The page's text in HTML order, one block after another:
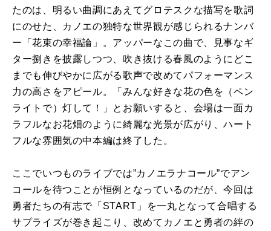
たのは、明るい曲調にあえてグロテスクな描写を歌詞
にのせた、カノエの独特な世界観が感じられるナンバ
ー「花束の幸福論」。アッパーなこの曲で、見事なギ
ター捌きを披露しつつ、吹き抜ける春風のようにどこ
までも伸びやかに広がる歌声で改めてパフォーマンス
力の高さをアピール。「みんな好きな花の色を（ペン
ライトで）灯して！」とお願いすると、会場は一面カ
ラフルなお花畑のように綺麗な光景が広がり、ハート
フルな雰囲気の中本編は終了した。
ここでいつものライブでは”カノエラナコール”でアン
コールを待つことが恒例となっているのだが、今回は
勇者たちの有志で「START」を一丸となって合唱する
サプライズが巻き起こり、改めてカノエと勇者の絆の